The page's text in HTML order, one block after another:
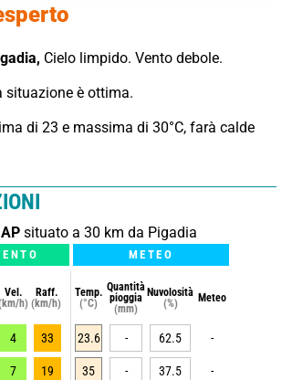
Cielo limpido. Vento debole.
è ottima.
di 23 e massima di 30°C, farà calde
situato a 30 km da Pigadia
METEO
Vel.
h)
Raff.
(km/h)
Temp.
(°C)
Quantità
pioggia
(mm)
Nuvolosità
(%)
Meteo
4 33 23.6 - 62.5 -
7 19 35 - 37.5 -